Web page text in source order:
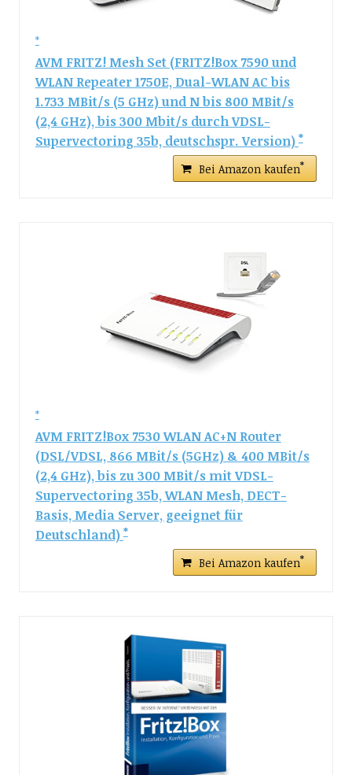
AVM FRITZ! Mesh Set (FRITZ!Box 7590 und
WLAN Repeater 1750E, Dual-WLAN AC bis
1.733 MBit/s (5 GHz) und N bis 800 MBit/s
(2,4 GHz), bis 300 Mbit/s durch VDSL-
Supervectoring 35b, deutschspr. Version)
Bei Amazon kaufen
AVM FRITZ!Box 7530 WLAN AC+N Router
(DSL/VDSL, 866 MBit/s (5GHz) & 400 MBit/s
(2,4 GHz), bis zu 300 MBit/s mit VDSL-
Supervectoring 35b, WLAN Mesh, DECT-
Basis, Media Server, geeignet für
Deutschland)
Bei Amazon kaufen